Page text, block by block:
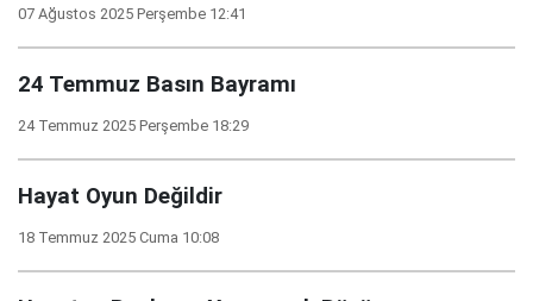
07 Ağustos 2025 Perşembe 12:41
24 Temmuz Basın Bayramı
24 Temmuz 2025 Perşembe 18:29
Hayat Oyun Değildir
18 Temmuz 2025 Cuma 10:08